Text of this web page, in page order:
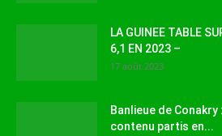
LA GUINEE TABLE
6,1 EN 2023 –
17 août 2023
Banlieue de
contenu partis en...